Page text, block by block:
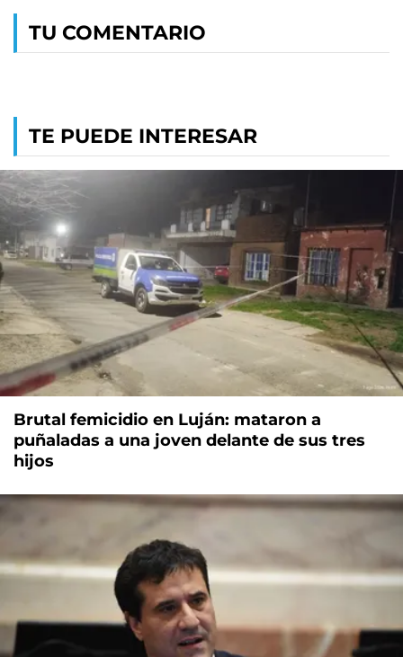
TU COMENTARIO
TE PUEDE INTERESAR
Brutal femicidio en Luján: mataron a
puñaladas a una joven delante de sus tres
hijos